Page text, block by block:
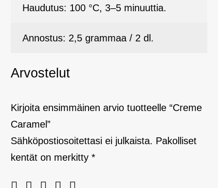
Haudutus: 100 °C, 3–5 minuuttia.
Annostus: 2,5 grammaa / 2 dl.
Arvostelut
Kirjoita ensimmäinen arvio tuotteelle “Creme
Caramel”
Sähköpostiosoitettasi ei julkaista. Pakolliset
kentät on merkitty*